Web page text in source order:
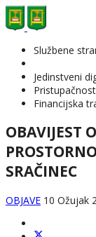
Službene
Jedinstveni
Pristupačnost
Financijska
OBAVIJEST
SRAČINEC
OBJAVE 10 Ožujak